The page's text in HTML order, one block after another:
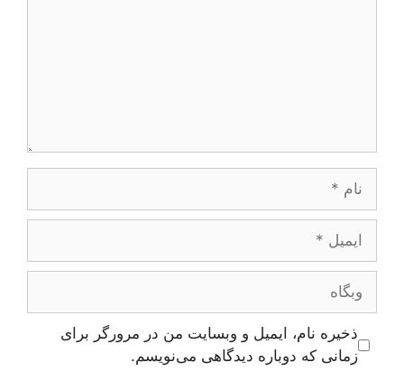
ایمیل
وبگاه
ذخیره نام، ایمیل و وبسایت من در مرورگر برای
زمانی که دوباره دیدگاهی می‌نویسم.